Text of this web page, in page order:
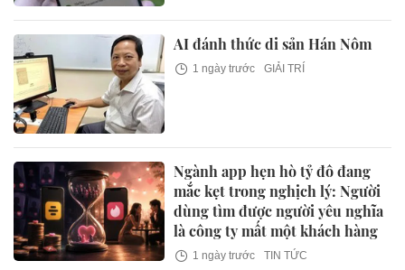
AI đánh thức di sản Hán Nôm
1 ngày trước GIẢI TRÍ
Ngành app hẹn hò tỷ đô đang
mắc kẹt trong nghịch lý: Người
dùng tìm được người yêu nghĩa
là công ty mất một khách hàng
1 ngày trước TIN TỨC